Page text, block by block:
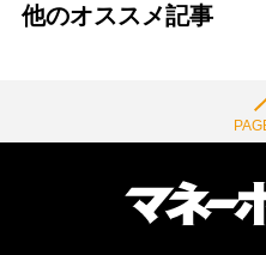
他のオススメ記事